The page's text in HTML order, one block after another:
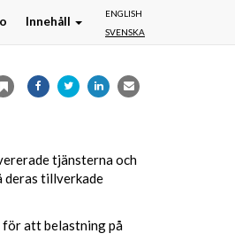
ENGLISH
SVENSKA
Innehåll
tjänsterna och
deras tillverkade
för att belastning på